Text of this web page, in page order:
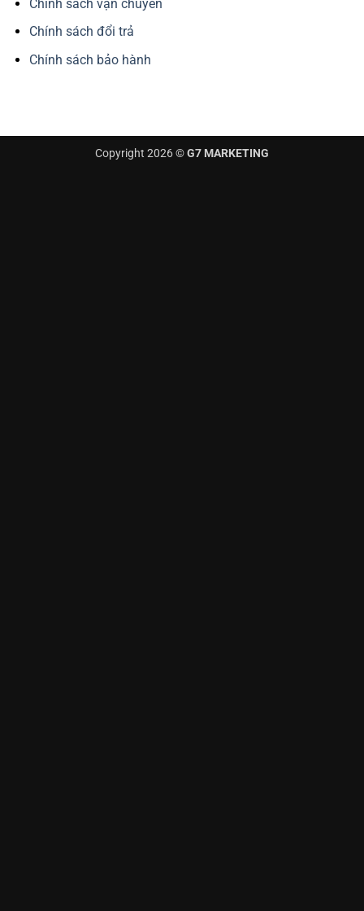
Chính sách vận chuyển
Chính sách đổi trả
Chính sách bảo hành
Copyright 2026 ©G7 MARKETING